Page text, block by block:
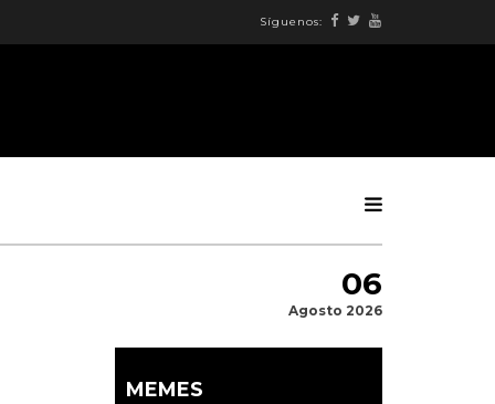
Síguenos:
06
Agosto 2026
MEMES